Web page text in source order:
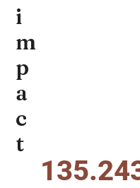
i
m
p
a
c
t